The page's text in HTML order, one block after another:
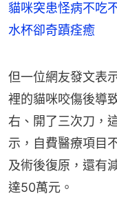
貓咪突患怪病不
水杯卻奇蹟痊癒
但一位網友發文表
裡的貓咪咬傷後導
右、開了三次刀，
示，自費醫療項目
及術後復原，還有
達50萬元。